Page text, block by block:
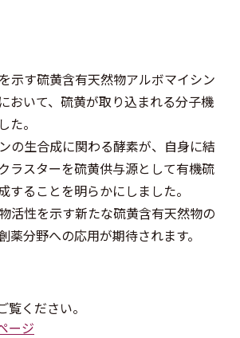
示す硫黄含有天然物アルボマイシン
おいて、硫黄が取り込まれる分子機
た。
の生合成に関わる酵素が、自身に結
ラスターを硫黄供与源として有機硫
することを明らかにしました。
活性を示す新たな硫黄含有天然物の
薬分野への応用が期待されます。
ください。
ージ